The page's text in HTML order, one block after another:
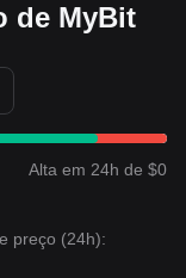
de MyBit
Alta em 24h de $0
preço (24h):